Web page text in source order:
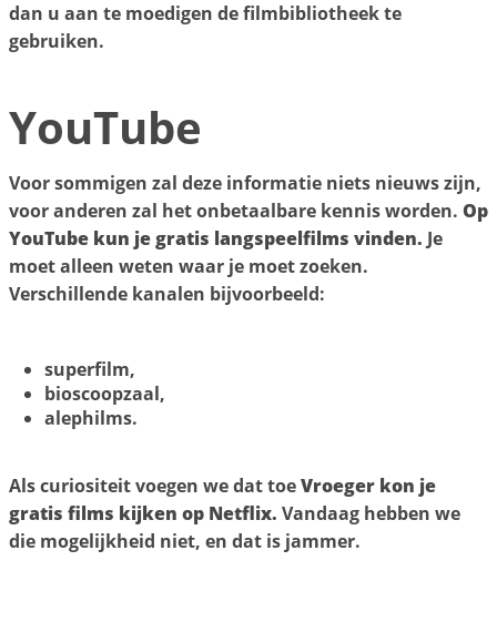
dan u aan te moedigen de filmbibliotheek te
gebruiken.
YouTube
Voor sommigen zal deze informatie niets nieuws zijn,
voor anderen zal het onbetaalbare kennis worden. Op
YouTube kun je gratis langspeelfilms vinden. Je
moet alleen weten waar je moet zoeken.
Verschillende kanalen bijvoorbeeld:
superfilm,
bioscoopzaal,
alephilms.
Als curiositeit voegen we dat toeVroeger kon je
gratis films kijken op Netflix. Vandaag hebben we
die mogelijkheid niet, en dat is jammer.